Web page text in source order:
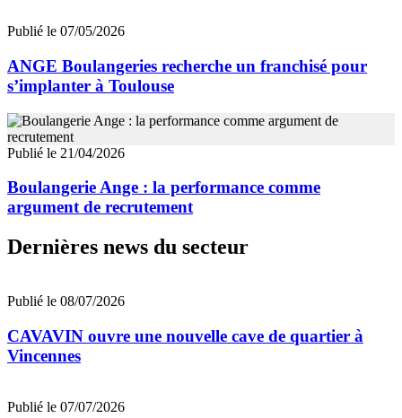
Publié le 07/05/2026
ANGE Boulangeries recherche un franchisé pour
s’implanter à Toulouse
Publié le 21/04/2026
Boulangerie Ange : la performance comme
argument de recrutement
Dernières news du secteur
Publié le 08/07/2026
CAVAVIN ouvre une nouvelle cave de quartier à
Vincennes
Publié le 07/07/2026